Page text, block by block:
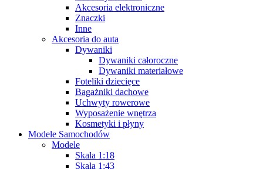
Akcesoria elektroniczne
Znaczki
Inne
Akcesoria do auta
Dywaniki
Dywaniki całoroczne
Dywaniki materiałowe
Foteliki dziecięce
Bagażniki dachowe
Uchwyty rowerowe
Wyposażenie wnętrza
Kosmetyki i płyny
Modele Samochodów
Modele
Skala 1:18
Skala 1:43